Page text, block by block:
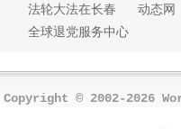
法轮大法在长春
动态网
全球退党服务中心
Copyright © 2002-2026